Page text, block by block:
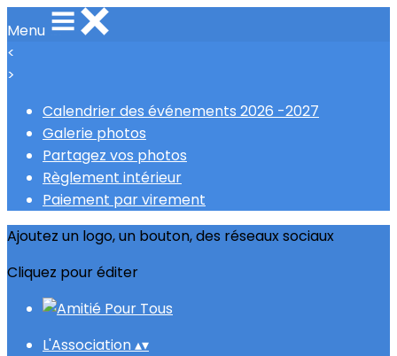
Menu
<
>
Calendrier des événements 2026 -2027
Galerie photos
Partagez vos photos
Règlement intérieur
Paiement par virement
Ajoutez un logo, un bouton, des réseaux sociaux
Cliquez pour éditer
L'Association▴▾